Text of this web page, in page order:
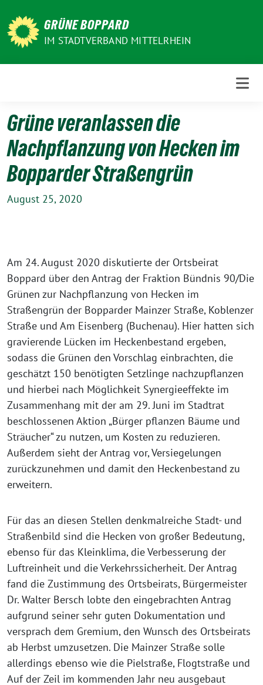
zum
Inhalt
GRÜNE BOPPARD
IM STADTVERBAND MITTELRHEIN
Grüne veranlassen die
Nachpflanzung von Hecken im
Bopparder Straßengrün
August 25, 2020
Am 24. August 2020 diskutierte der Ortsbeirat
Boppard über den Antrag der Fraktion Bündnis 90/Die
Grünen zur Nachpflanzung von Hecken im
Straßengrün der Bopparder Mainzer Straße, Koblenzer
Straße und Am Eisenberg (Buchenau). Hier hatten sich
gravierende Lücken im Heckenbestand ergeben,
sodass die Grünen den Vorschlag einbrachten, die
geschätzt 150 benötigten Setzlinge nachzupflanzen
und hierbei nach Möglichkeit Synergieeffekte im
Zusammenhang mit der am 29. Juni im Stadtrat
beschlossenen Aktion „Bürger pflanzen Bäume und
Sträucher“ zu nutzen, um Kosten zu reduzieren.
Außerdem sieht der Antrag vor, Versiegelungen
zurückzunehmen und damit den Heckenbestand zu
erweitern.
Für das an diesen Stellen denkmalreiche Stadt- und
Straßenbild sind die Hecken von großer Bedeutung,
ebenso für das Kleinklima, die Verbesserung der
Luftreinheit und die Verkehrssicherheit. Der Antrag
fand die Zustimmung des Ortsbeirats, Bürgermeister
Dr. Walter Bersch lobte den eingebrachten Antrag
aufgrund seiner sehr guten Dokumentation und
versprach dem Gremium, den Wunsch des Ortsbeirats
ab Herbst umzusetzen. Die Mainzer Straße solle
allerdings ebenso wie die Pielstraße, Flogtstraße und
Auf der Zeil im kommenden Jahr neu ausgebaut